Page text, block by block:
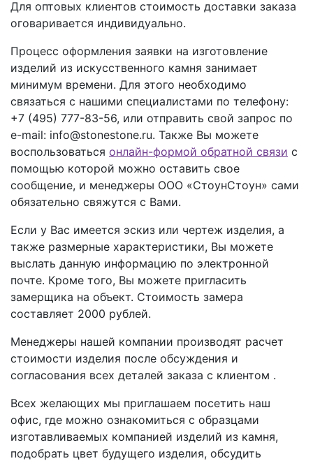
Для оптовых клиентов стоимость доставки заказа
оговаривается индивидуально.
Процесс оформления заявки на изготовление
изделий из искусственного камня занимает
минимум времени. Для этого необходимо
связаться с нашими специалистами по телефону:
+7 (495) 777-83-56, или отправить свой запрос по
e-mail: info@stonestone.ru. Также Вы можете
воспользоваться онлайн-формой обратной связи с
помощью которой можно оставить свое
сообщение, и менеджеры ООО «СтоунСтоун» сами
обязательно свяжутся с Вами.
Если у Вас имеется эскиз или чертеж изделия, а
также размерные характеристики, Вы можете
выслать данную информацию по электронной
почте. Кроме того, Вы можете пригласить
замерщика на объект. Стоимость замера
составляет 2000 рублей.
Менеджеры нашей компании производят расчет
стоимости изделия после обсуждения и
согласования всех деталей заказа с клиентом .
Всех желающих мы приглашаем посетить наш
офис, где можно ознакомиться с образцами
изготавливаемых компанией изделий из камня,
подобрать цвет будущего изделия, обсудить